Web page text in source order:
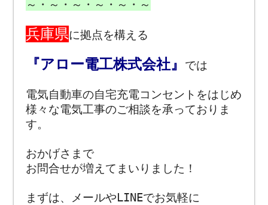
～・～・～・～・～・～
兵庫県に拠点を構える
『アロー電工株式会社』 では
電気自動車の自宅充電コンセントをはじめ
様々な電気工事のご相談を承っておりま
す。
おかげさまで
お問合せが増えてまいりました！
まずは、メールやLINEでお気軽に